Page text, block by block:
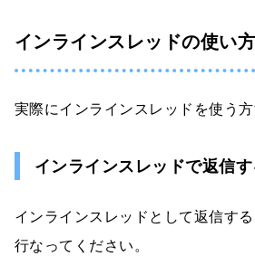
インラインスレッドの使い方
実際にインラインスレッドを使う方
インラインスレッドで返信
インラインスレッドとして返信す
行なってください。